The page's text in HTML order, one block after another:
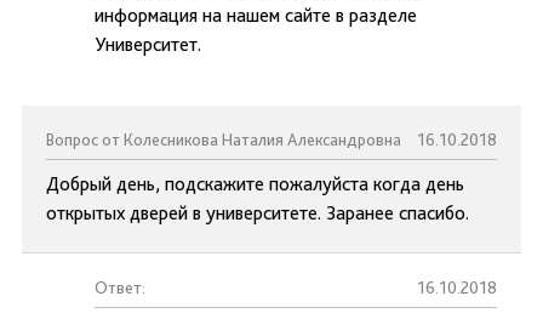
информация на нашем сайте в разделе
Университет.
Вопрос от Колесникова Наталия Александровна 16.10.2018
Добрый день, подскажите пожалуйста когда день
открытых дверей в университете. Заранее спасибо.
Ответ: 16.10.2018